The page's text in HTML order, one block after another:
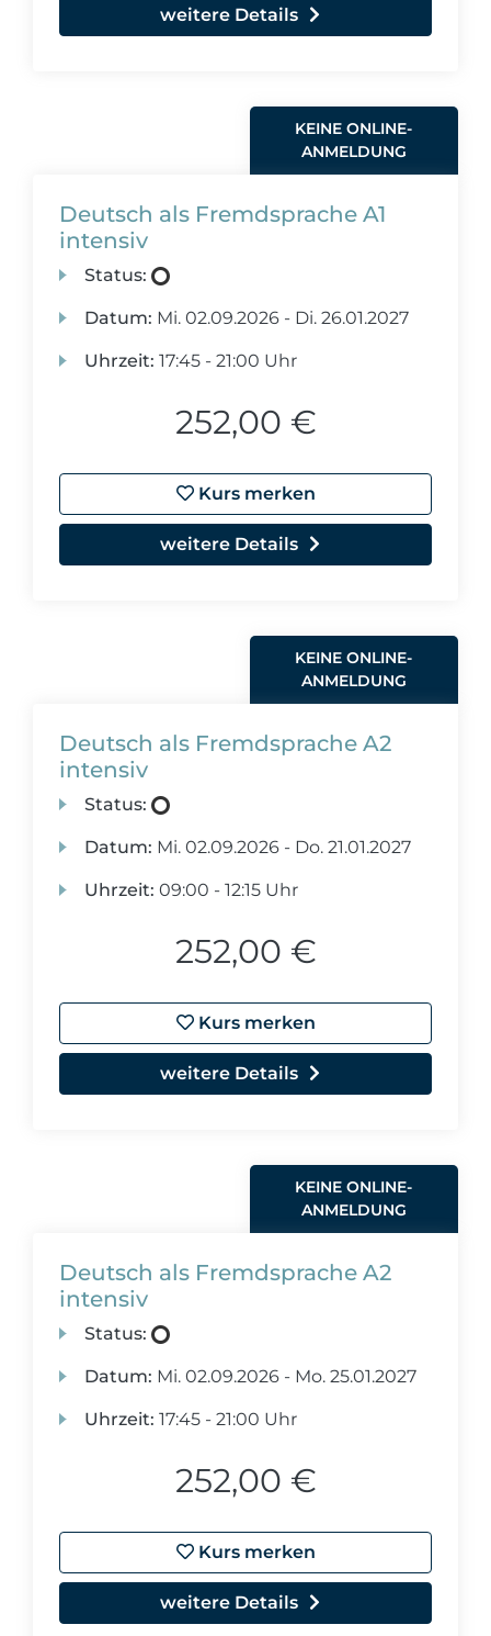
weitere Details
KEINE ONLINE-
ANMELDUNG
Deutsch als Fremdsprache A1
intensiv
Status:
Datum: Mi. 02.09.2026 - Di. 26.01.2027
Uhrzeit: 17:45 - 21:00 Uhr
252,00 €
Kurs merken
weitere Details
KEINE ONLINE-
ANMELDUNG
Deutsch als Fremdsprache A2
intensiv
Status:
Datum: Mi. 02.09.2026 - Do. 21.01.2027
Uhrzeit: 09:00 - 12:15 Uhr
252,00 €
Kurs merken
weitere Details
KEINE ONLINE-
ANMELDUNG
Deutsch als Fremdsprache A2
intensiv
Status:
Datum: Mi. 02.09.2026 - Mo. 25.01.2027
Uhrzeit: 17:45 - 21:00 Uhr
252,00 €
Kurs merken
weitere Details